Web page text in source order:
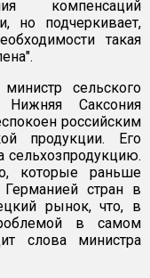
компенсаций
но подчеркивает,
такая
сельского
Нижняя Саксония
российским
продукции. Его
сельхозпродукцию.
которые раньше
стран в
рынок, что, в
в самом
слова министра